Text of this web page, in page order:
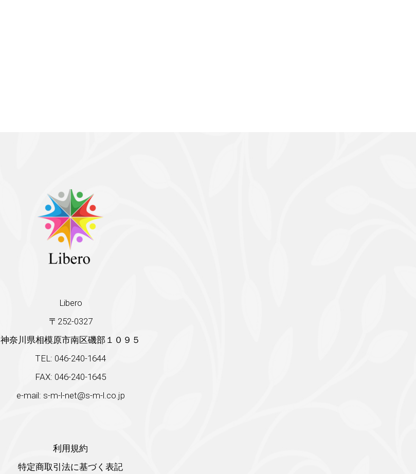
Libero
〒252-0327
神奈川県相模原市南区磯部１０９５
TEL: 046-240-1644
FAX: 046-240-1645
e-mail: s-m-l-net@s-m-l.co.jp
利用規約
特定商取引法に基づく表記